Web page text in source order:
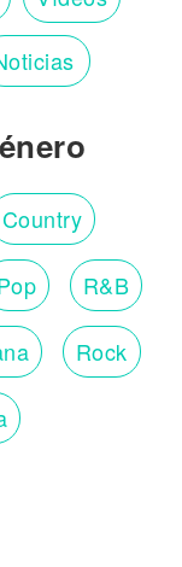
Country
R&B
Rock